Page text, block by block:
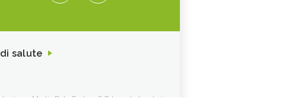
salute
Media Data Factory S.R.L. sede legale in